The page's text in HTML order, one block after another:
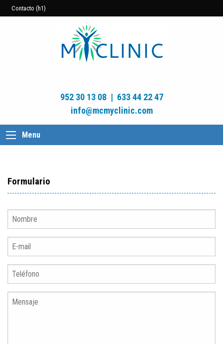
Contacto (h1)
952 30 13 08 | 633 44 22 47
info@mcmyclinic.com
Menu
Formulario